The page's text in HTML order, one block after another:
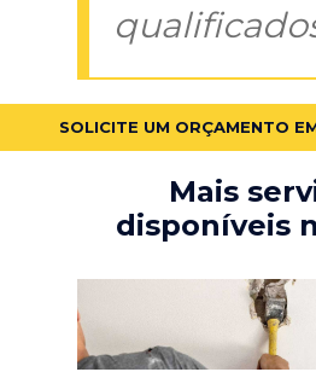
SOLICITE UM ORÇAMENTO
Mais
disponíveis